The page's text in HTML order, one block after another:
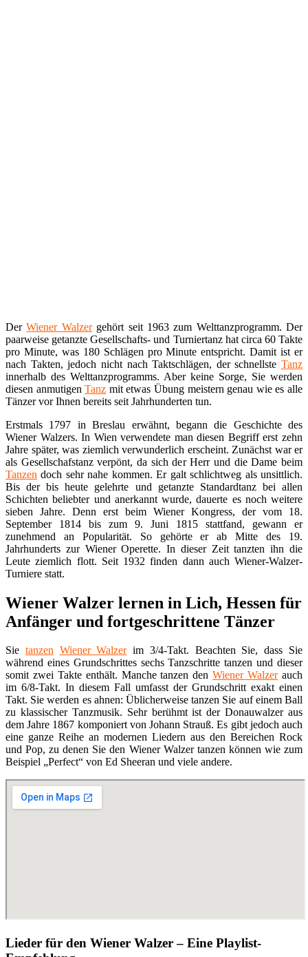
DerWiener Walzergehört seit 1963 zum Welttanzprogramm. Der
paarweise getanzte Gesellschafts- und Turniertanz hat circa 60 Takte
pro Minute, was 180 Schlägen pro Minute entspricht. Damit ist er
nach Takten, jedoch nicht nach Taktschlägen, der schnellste Tanz
innerhalb des Welttanzprogramms. Aber keine Sorge, Sie werden
diesen anmutigenTanz mit etwas Übung meistern genau wie es alle
Tänzer vor Ihnen bereits seit Jahrhunderten tun.
Erstmals 1797 in Breslau erwähnt, begann die Geschichte des
Wiener Walzers. In Wien verwendete man diesen Begriff erst zehn
Jahre später, was ziemlich verwunderlich erscheint. Zunächst war er
als Gesellschafstanz verpönt, da sich der Herr und die Dame beim
Tanzen doch sehr nahe kommen. Er galt schlichtweg als unsittlich.
Bis der bis heute gelehrte und getanzte Standardtanz bei allen
Schichten beliebter und anerkannt wurde, dauerte es noch weitere
sieben Jahre. Denn erst beim Wiener Kongress, der vom 18.
September 1814 bis zum 9. Juni 1815 stattfand, gewann er
zunehmend an Popularität. So gehörte er ab Mitte des 19.
Jahrhunderts zur Wiener Operette. In dieser Zeit tanzten ihn die
Leute ziemlich flott. Seit 1932 finden dann auch Wiener-Walzer-
Turniere statt.
Wiener Walzer lernen in Lich, Hessen für
Anfänger und fortgeschrittene Tänzer
Sie tanzen Wiener Walzerim 3/4-Takt. Beachten Sie, dass Sie
während eines Grundschrittes sechs Tanzschritte tanzen und dieser
somit zwei Takte enthält. Manche tanzen denWiener Walzerauch
im 6/8-Takt. In diesem Fall umfasst der Grundschritt exakt einen
Takt. Sie werden es ahnen: Üblicherweise tanzen Sie auf einem Ball
zu klassischer Tanzmusik. Sehr berühmt ist der Donauwalzer aus
dem Jahre 1867 komponiert von Johann Strauß. Es gibt jedoch auch
eine ganze Reihe an modernen Liedern aus den Bereichen Rock
und Pop, zu denen Sie den Wiener Walzer tanzen können wie zum
Beispiel „Perfect“ von Ed Sheeran und viele andere.
Lieder für den Wiener Walzer – Eine Playlist-